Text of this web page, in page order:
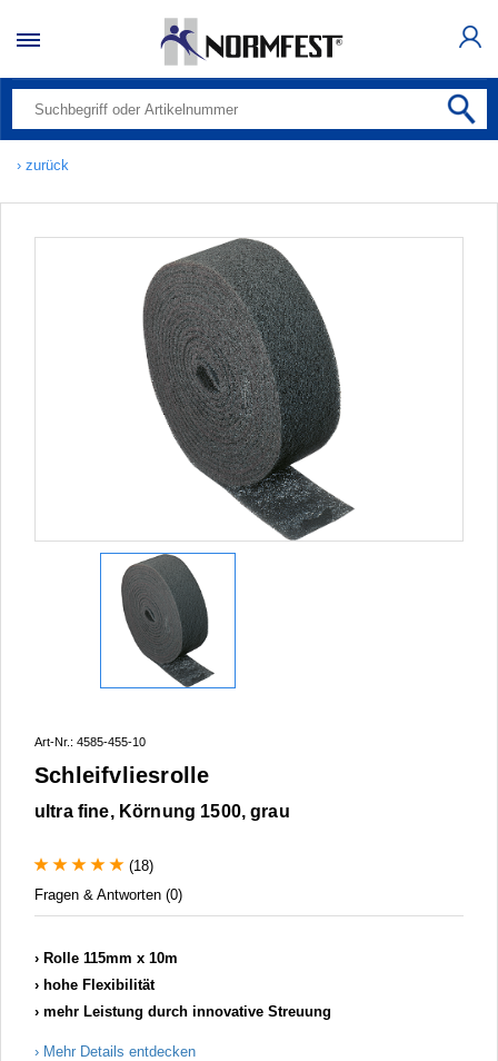
› zurück
Art-Nr.: 4585-455-10
Schleifvliesrolle
ultra fine, Körnung 1500, grau
(18)
Fragen & Antworten (0)
Rolle 115mm x 10m
hohe Flexibilität
mehr Leistung durch innovative Streuung
Mehr Details entdecken